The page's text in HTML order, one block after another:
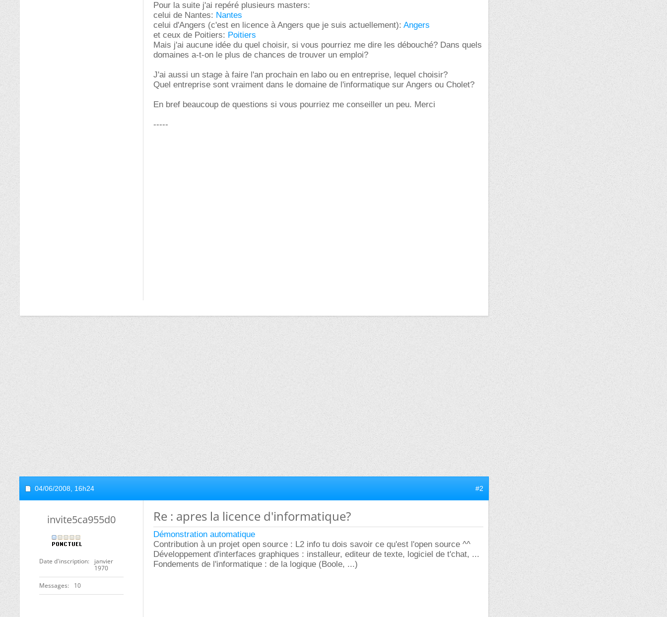
Pour la suite j'ai repéré plusieurs masters:
celui de Nantes: Nantes
celui d'Angers (c'est en licence à Angers que je suis actuellement): Angers
et ceux de Poitiers: Poitiers
Mais j'ai aucune idée du quel choisir, si vous pourriez me dire les débouché? Dans quels
domaines a-t-on le plus de chances de trouver un emploi?
J'ai aussi un stage à faire l'an prochain en labo ou en entreprise, lequel choisir?
Quel entreprise sont vraiment dans le domaine de l'informatique sur Angers ou Cholet?
En bref beaucoup de questions si vous pourriez me conseiller un peu. Merci
-----
04/06/2008, 16h24 #2
invite5ca955d0
Date d'inscription
janvier
1970
Messages 10
Re : apres la licence d'informatique?
Démonstration automatique
Contribution à un projet open source : L2 info tu dois savoir ce qu'est l'open source ^^
Développement d'interfaces graphiques : installeur, editeur de texte, logiciel de t'chat, ...
Fondements de l'informatique : de la logique (Boole, ...)